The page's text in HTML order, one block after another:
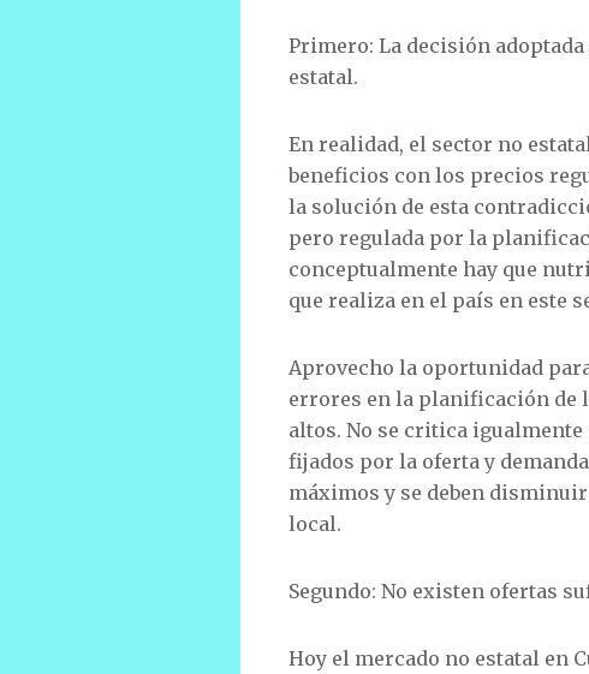
Primero: La decisión
estatal.
En realidad, el sector no
beneficios con los precios
la solución de esta
pero regulada por la
conceptualmente hay que
que realiza en el país en este
Aprovecho la oportunidad
errores en la planificación de
altos. No se critica
fijados por la oferta y
máximos y se deben
local.
Segundo: No existen ofertas
Hoy el mercado no estatal en